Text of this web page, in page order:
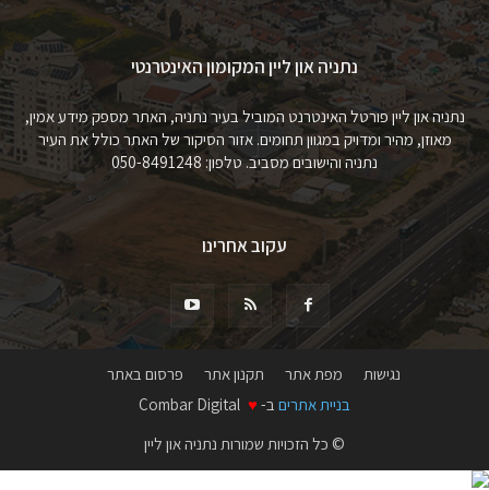
נתניה און ליין המקומון האינטרנטי
נתניה און ליין פורטל האינטרנט המוביל בעיר נתניה, האתר מספק מידע אמין,
מאוזן, מהיר ומדויק במגוון תחומים. אזור הסיקור של האתר כולל את העיר
נתניה והישובים מסביב. טלפון: 050-8491248
עקוב אחרינו
נגישות מפת אתר תקנון אתר
פרסום באתר
בניית אתרים ב- ♥
© כל הזכויות שמורות נתניה און ליין